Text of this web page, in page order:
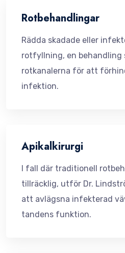
Rotbehandlingar
Rädda skadade eller
rotfyllning, en behandling
rotkanalerna för att
infektion.
Apikalkirurgi
I fall där traditionell
tillräcklig, utför Dr.
att avlägsna infekterad
tandens funktion.